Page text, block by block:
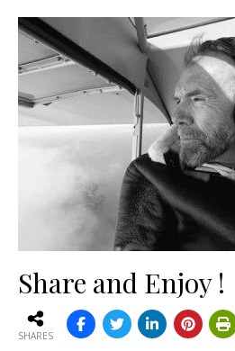
Share and Enjoy !
SHARES